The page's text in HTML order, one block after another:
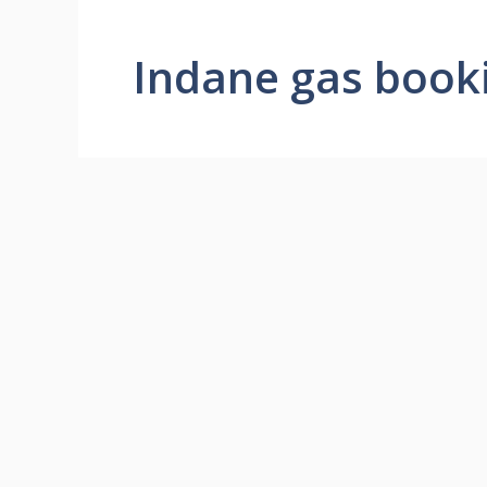
Indane gas